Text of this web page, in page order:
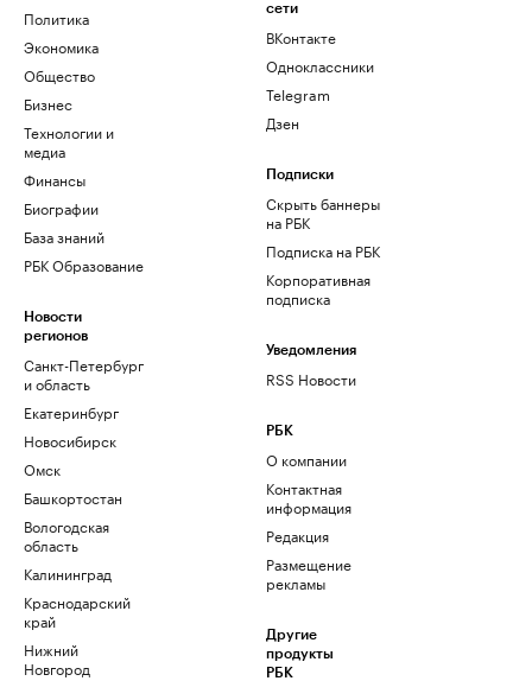
Политика
Экономика
Общество
Бизнес
Технологии и
медиа
Финансы
Биографии
База знаний
РБК Образование
Новости
регионов
Санкт-Петербург
и область
Екатеринбург
Новосибирск
Омск
Башкортостан
Вологодская
область
Калининград
Краснодарский
край
Нижний
Новгород
сети
ВКонтакте
Одноклассники
Telegram
Дзен
Подписки
Скрыть баннеры
на РБК
Подписка на РБК
Корпоративная
подписка
Уведомления
RSS Новости
РБК
О компании
Контактная
информация
Редакция
Размещение
рекламы
Другие
продукты
РБК